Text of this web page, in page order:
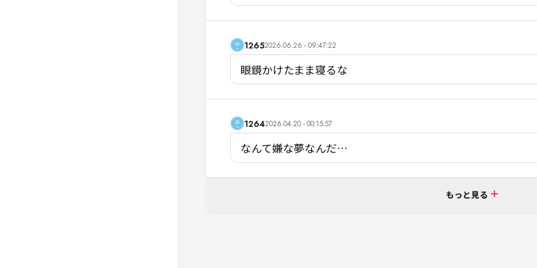
12652026.06.26 - 09:47:22
眼鏡かけたまま寝るな
12642026.04.20 - 00:15:57
なんて嫌な夢なんだ…
もっと見る